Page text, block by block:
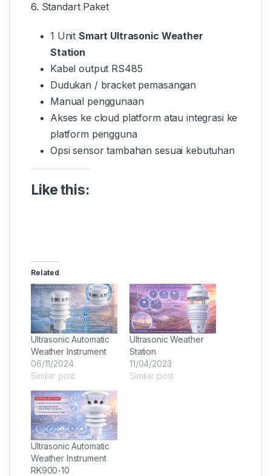
6. Standart Paket
1 UnitSmart Ultrasonic Weather
Station
Kabel output RS485
Dudukan / bracket pemasangan
Manual penggunaan
Akses ke cloud platform atau integrasi ke
platform pengguna
Opsi sensor tambahan sesuai kebutuhan
Like this:
Related
Ultrasonic Automatic
Weather Instrument
06/11/2024
Similar post
Ultrasonic Weather
Station
11/04/2023
Similar post
Ultrasonic Automatic
Weather Instrument
RK900-10